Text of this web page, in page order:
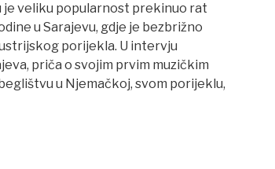
je veliku popularnost prekinuo rat
u Sarajevu, gdje je bezbrižno
porijekla. U intervju
priča o svojim prvim muzičkim
u Njemačkoj, svom porijeklu,